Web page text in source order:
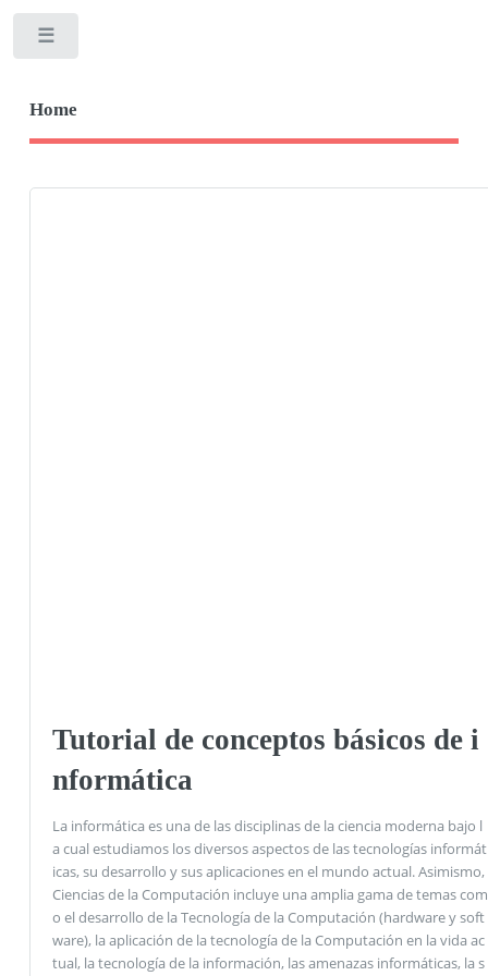
Home
Tutorial de conceptos básicos de i
nformática
La informática es una de las disciplinas de la ciencia moderna bajo l
a cual estudiamos los diversos aspectos de las tecnologías informát
icas, su desarrollo y sus aplicaciones en el mundo actual. Asimismo,
Ciencias de la Computación incluye una amplia gama de temas com
o el desarrollo de la Tecnología de la Computación (hardware y soft
ware), la aplicación de la tecnología de la Computación en la vida ac
tual, la tecnología de la información, las amenazas informáticas, la s